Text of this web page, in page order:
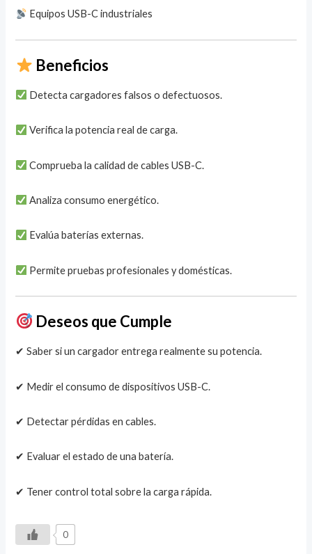
Equipos USB-C industriales
Beneficios
Detecta cargadores falsos o defectuosos.
Verifica la potencia real de carga.
Comprueba la calidad de cables USB-C.
Analiza consumo energético.
Evalúa baterías externas.
Permite pruebas profesionales y domésticas.
Deseos que Cumple
✔ Saber si un cargador entrega realmente su potencia.
✔ Medir el consumo de dispositivos USB-C.
✔ Detectar pérdidas en cables.
✔ Evaluar el estado de una batería.
✔ Tener control total sobre la carga rápida.
0